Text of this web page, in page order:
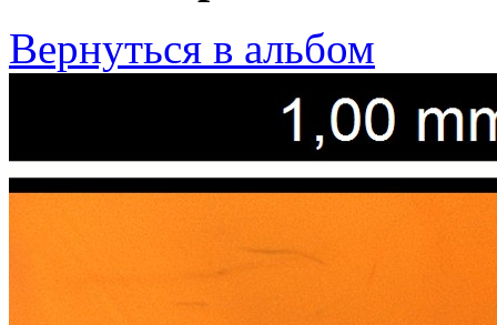
Вернуться в альбом